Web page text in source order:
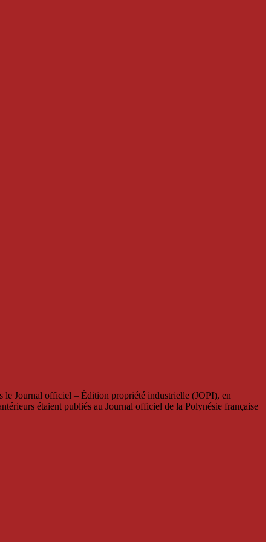
le Journal officiel – Édition propriété industrielle (JOPI), en
étaient publiés au Journal officiel de la Polynésie française